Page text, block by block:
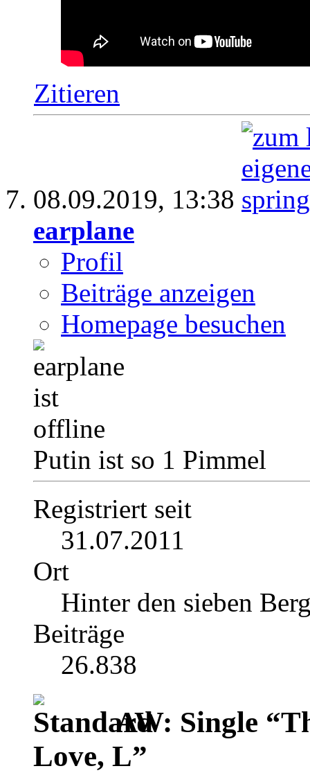
Zitieren
08.09.2019, 13:38
earplane
Profil
Beiträge anzeigen
Homepage besuchen
Putin ist so 1 Pimmel
Registriert seit
31.07.2011
Ort
Hinter den sieben
Beiträge
26.838
AW: Single
Love, L”